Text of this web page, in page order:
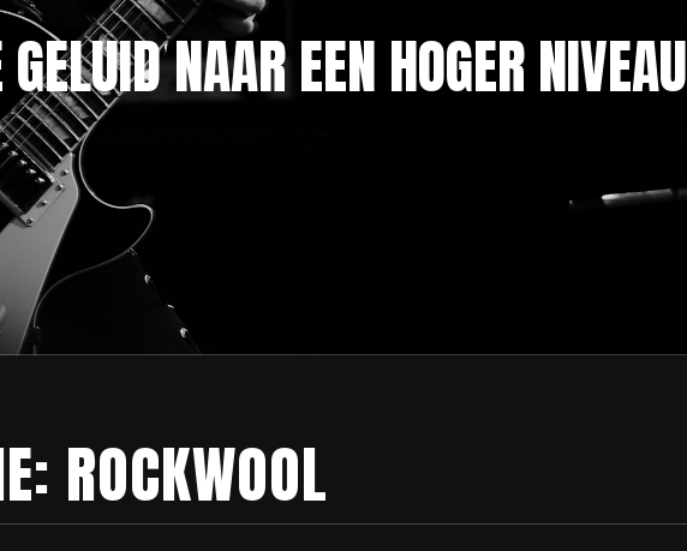
NAAR EEN HOGER NIVEAU
ROCKWOOL